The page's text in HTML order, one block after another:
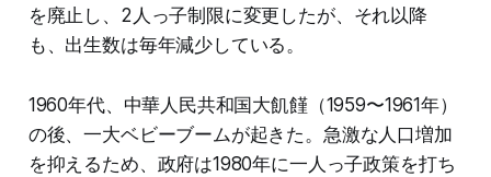
を廃止し、2人っ子制限に変更したが、それ以降
も、出生数は毎年減少している。
1960年代、中華人民共和国大飢饉（1959〜1961年）
の後、一大ベビーブームが起きた。急激な人口増加
を抑えるため、政府は1980年に一人っ子政策を打ち